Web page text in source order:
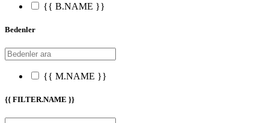
{{ B.NAME }}
Bedenler
{{ M.NAME }}
{{ FILTER.NAME }}